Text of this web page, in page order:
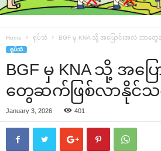
Home ရုပ်သံ BGF မှ KNA သို့ အပြောင်းအလဲ ဘာ
ရုပ်သံ
BGF မှ KNA သို့ အပ
တွေဆက်ဖြစ်လာနိုင်
January 3, 2026 401